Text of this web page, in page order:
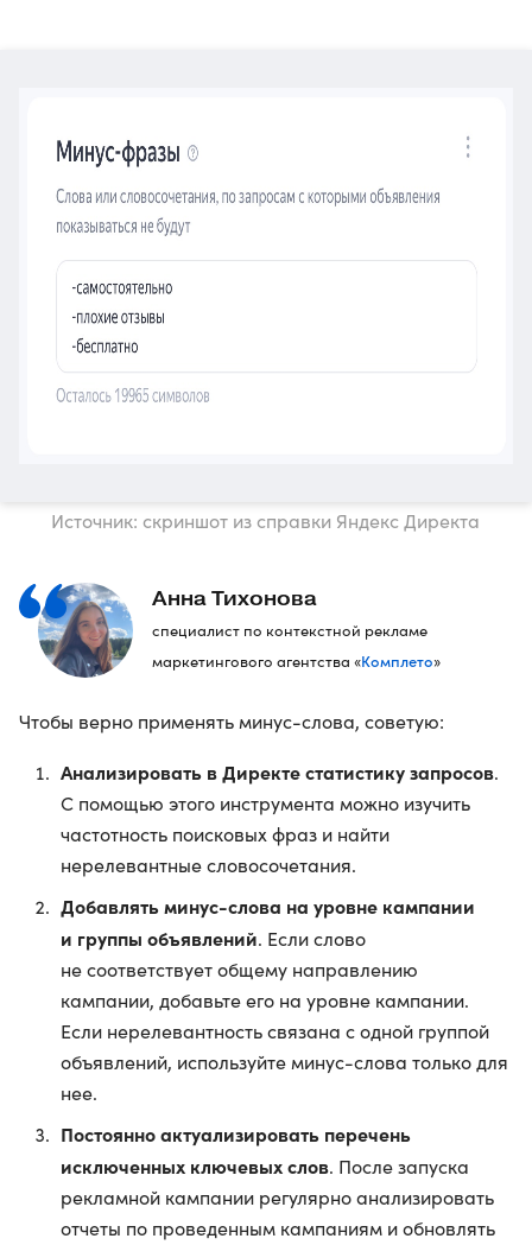
Источник: скриншот из справки Яндекс Директа
Анна Тихонова
специалист по контекстной рекламе
маркетингового агентства «Комплето»
Чтобы верно применять минус-слова, советую:
Анализировать в Директе статистику запросов.
С помощью этого инструмента можно изучить
частотность поисковых фраз и найти
нерелевантные словосочетания.
Добавлять минус-слова на уровне кампании
и группы объявлений. Если слово
не соответствует общему направлению
кампании, добавьте его на уровне кампании.
Если нерелевантность связана с одной группой
объявлений, используйте минус-слова только для
нее.
Постоянно актуализировать перечень
исключенных ключевых слов. После запуска
рекламной кампании регулярно анализировать
отчеты по проведенным кампаниям и обновлять